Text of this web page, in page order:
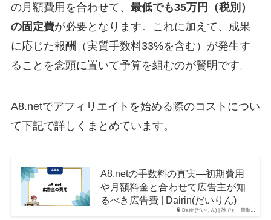
の月額費用を合わせて、 最低でも35万円（税別）
の固定費が必要となります。これに加えて、成果
に応じた報酬（実質手数料33%を含む）が発生す
ることを念頭に置いて予算を組むのが賢明です。
A8.netでアフィリエイトを始める際のコストについ
て下記で詳しくまとめています。
Dairin(だいりん) | 誰でも、簡単…
A8.netの手数料の真実―初期費用
や月額料金と合わせて広告主が知
るべき広告費 | Dairin(だいりん)